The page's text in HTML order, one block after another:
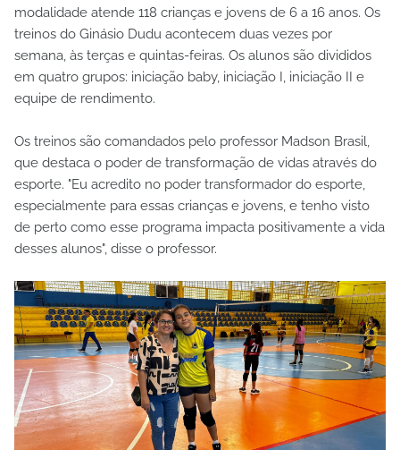
modalidade atende 118 crianças e jovens de 6 a 16 anos. Os
treinos do Ginásio Dudu acontecem duas vezes por
semana, às terças e quintas-feiras. Os alunos são divididos
em quatro grupos: iniciação baby, iniciação I, iniciação II e
equipe de rendimento.
Os treinos são comandados pelo professor Madson Brasil,
que destaca o poder de transformação de vidas através do
esporte. "Eu acredito no poder transformador do esporte,
especialmente para essas crianças e jovens, e tenho visto
de perto como esse programa impacta positivamente a vida
desses alunos", disse o professor.